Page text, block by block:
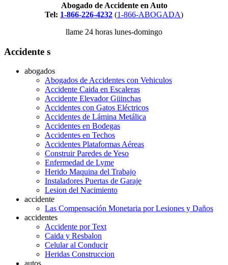
Abogado de Accidente en Auto
Tel: 1-866-226-4232 (1-866-ABOGADA)
llame 24 horas lunes-domingo
Accidente s
abogados
Abogados de Accidentes con Vehiculos
Accidente Caida en Escaleras
Accidente Elevador Güinchas
Accidentes con Gatos Eléctricos
Accidentes de Lámina Metálica
Accidentes en Bodegas
Accidentes en Techos
Accidentes Plataformas Aéreas
Construir Paredes de Yeso
Enfermedad de Lyme
Herido Maquina del Trabajo
Instaladores Puertas de Garaje
Lesion del Nacimiento
accidente
Las Compensación Monetaria por Lesiones y Daños
accidentes
Accidente por Text
Caida y Resbalon
Celular al Conducir
Heridas Construccion